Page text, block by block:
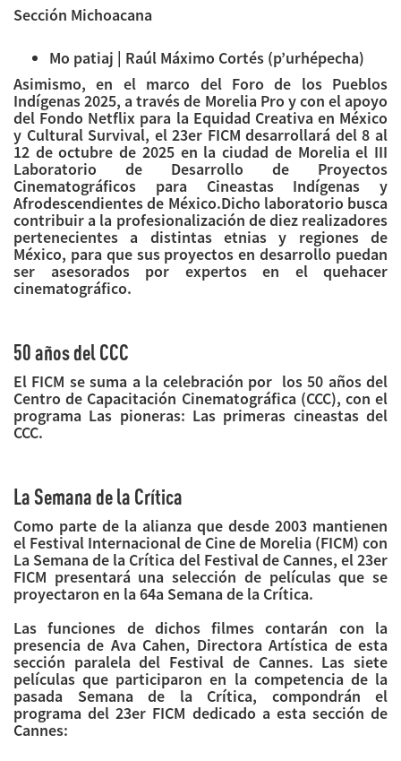
Sección Michoacana
Mo patiaj | Raúl Máximo Cortés (p’urhépecha)
Asimismo, en el marco del Foro de los Pueblos
Indígenas 2025, a través de Morelia Pro y con el apoyo
del Fondo Netflix para la Equidad Creativa en México
y Cultural Survival, el 23er FICM desarrollará del 8 al
12 de octubre de 2025 en la ciudad de Morelia el III
Laboratorio de Desarrollo de Proyectos
Cinematográficos para Cineastas Indígenas y
Afrodescendientes de México.Dicho laboratorio busca
contribuir a la profesionalización de diez realizadores
pertenecientes a distintas etnias y regiones de
México, para que sus proyectos en desarrollo puedan
ser asesorados por expertos en el quehacer
cinematográfico.
50 años del CCC
El FICM se suma a la celebración por los 50 años del
Centro de Capacitación Cinematográfica (CCC), con el
programa Las pioneras: Las primeras cineastas del
CCC.
La Semana de la Crítica
Como parte de la alianza que desde 2003 mantienen
el Festival Internacional de Cine de Morelia (FICM) con
La Semana de la Crítica del Festival de Cannes, el 23er
FICM presentará una selección de películas que se
proyectaron en la 64a Semana de la Crítica.
Las funciones de dichos filmes contarán con la
presencia de Ava Cahen, Directora Artística de esta
sección paralela del Festival de Cannes. Las siete
películas que participaron en la competencia de la
pasada Semana de la Crítica, compondrán el
programa del 23er FICM dedicado a esta sección de
Cannes: